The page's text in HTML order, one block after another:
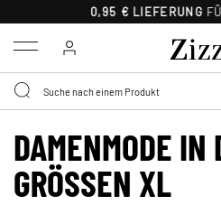
30 TAGE KOSTENLOSE
Menu
DAMENMODE IN
GRÖSSEN XL